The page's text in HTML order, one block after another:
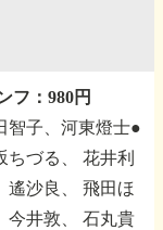
フ：980円
智子、河東燈士●
づる、
花井利
沙良、
飛田ほ
井敦、
石丸貴